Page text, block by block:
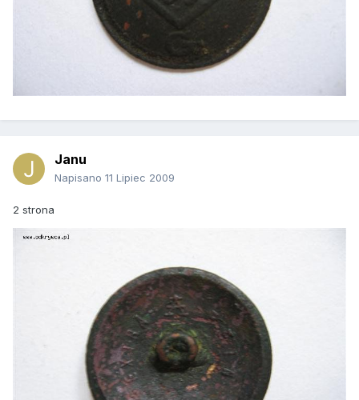
Janu
Napisano 11 Lipiec 2009
2 strona